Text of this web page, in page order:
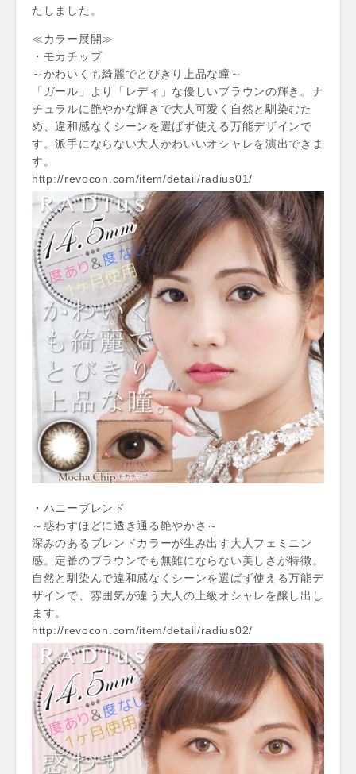
たしました。
≪カラー展開≫
・モカチップ
～かわいくも綺麗でとびきり上品な瞳～
「ガール」より「レディ」な優しいブラウンの輝き。ナ
チュラルに艶やかな輝きで大人可愛く自然と馴染むた
め、違和感なくシーンを選ばず使える万能デザインで
す。派手にならない大人かわいいオシャレを演出できま
す。
http://revocon.com/item/detail/radius01/
・ハニーブレンド
～惑わすほどに透き通る艶やかさ～
深みのあるブレンドカラーが生み出す大人フェミニン
感。定番のブラウンでも無難にならない美しさが特徴。
自然と馴染んで違和感なくシーンを選ばず使える万能デ
ザインで、雰囲気が違う大人の上級オシャレを醸し出し
ます。
http://revocon.com/item/detail/radius02/